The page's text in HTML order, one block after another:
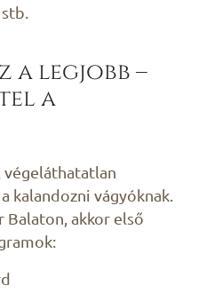
a legjobb –
a
kalandozni vágyóknak.
Balaton, akkor első